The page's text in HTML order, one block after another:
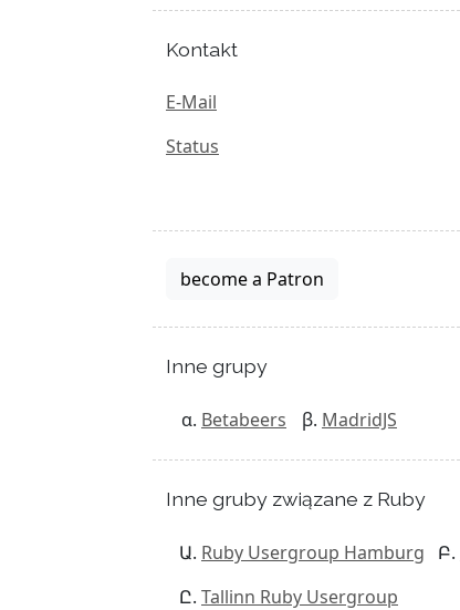
Kontakt
E-Mail
Status
become a Patron
Inne grupy
Betabeers MadridJS
Inne gruby związane z Ruby
Ruby Usergroup Hamburg
Tallinn Ruby Usergroup